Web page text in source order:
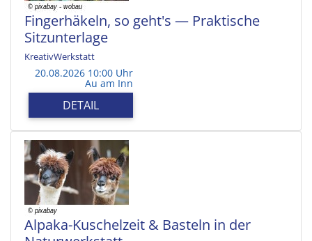
Fingerhäkeln, so geht's — Praktische
Sitzunterlage
KreativWerkstatt
20.08.2026 10:00 Uhr
Au am Inn
DETAIL
Alpaka-Kuschelzeit & Basteln in der